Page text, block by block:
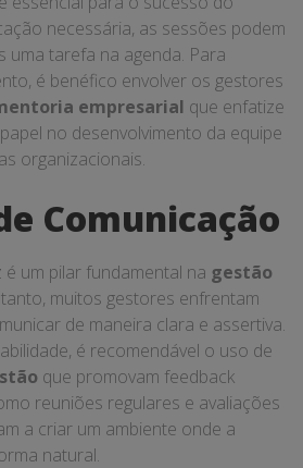
necessária, as sessões podem
uma tarefa na agenda. Para
é benéfico envolver os gestores
empresarial que enfatize
no desenvolvimento da equipe
organizacionais.
Comunicação
um pilar fundamental na gestão
muitos gestores enfrentam
de maneira clara e assertiva.
é recomendável o uso de
que promovam feedback
reuniões regulares e avaliações
a criar um ambiente onde a
natural.